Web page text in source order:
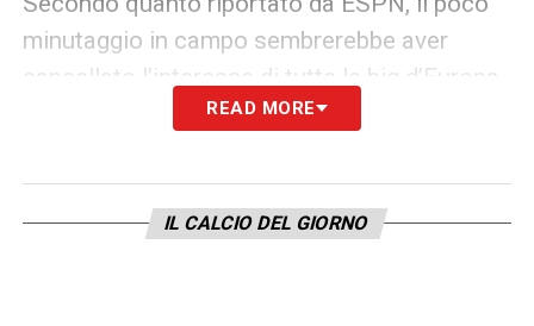
minutaggio in campo sembrerebbe aver
cancellato l’interesse di tutte le big d’Europa
nei confronti dell’attaccante, che tra 6 mesi
LA PLAYLIST DELLE NOSTRE TOP NEWS
READ MORE
IL CALCIO DEL GIORNO